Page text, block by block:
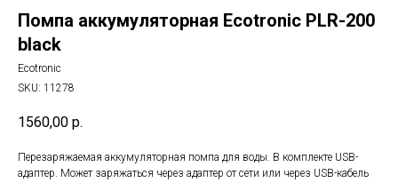
Помпа аккумуляторная Ecotronic PLR-200
black
Ecotronic
SKU: 11278
1560,00 р.
Перезаряжаемая аккумуляторная помпа для воды. В комплекте USB-
адаптер. Может заряжаться через адаптер от сети или через USB-кабель